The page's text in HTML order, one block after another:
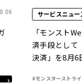
サービスニュー
「モンスト
済手段として
決済」を8月6
#モンスターストラ